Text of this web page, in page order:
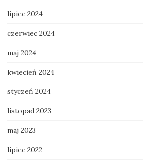
lipiec 2024
czerwiec 2024
maj 2024
kwiecień 2024
styczeń 2024
listopad 2023
maj 2023
lipiec 2022